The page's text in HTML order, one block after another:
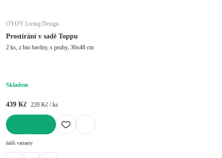
OYOY Living Design
Prostírání v sadě Toppu
2 ks, z bio bavlny, s pruhy, 36x48 cm
Skladem
439 Kč 220 Kč / ks
další varianty